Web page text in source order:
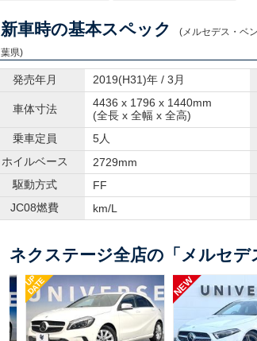
新車時の基本スペック
(メルセデス・ベ
葉県)
発売年月 2019(H31)年 / 3月
車体寸法
4436 x 1796 x 1440mm
(全長 x 全幅 x 全高)
乗車定員
5人
ホイルベース
2729mm
駆動方式
FF
JC08燃費
km/L
ネクステージ全店の「メルセ
NEW UP
DATE